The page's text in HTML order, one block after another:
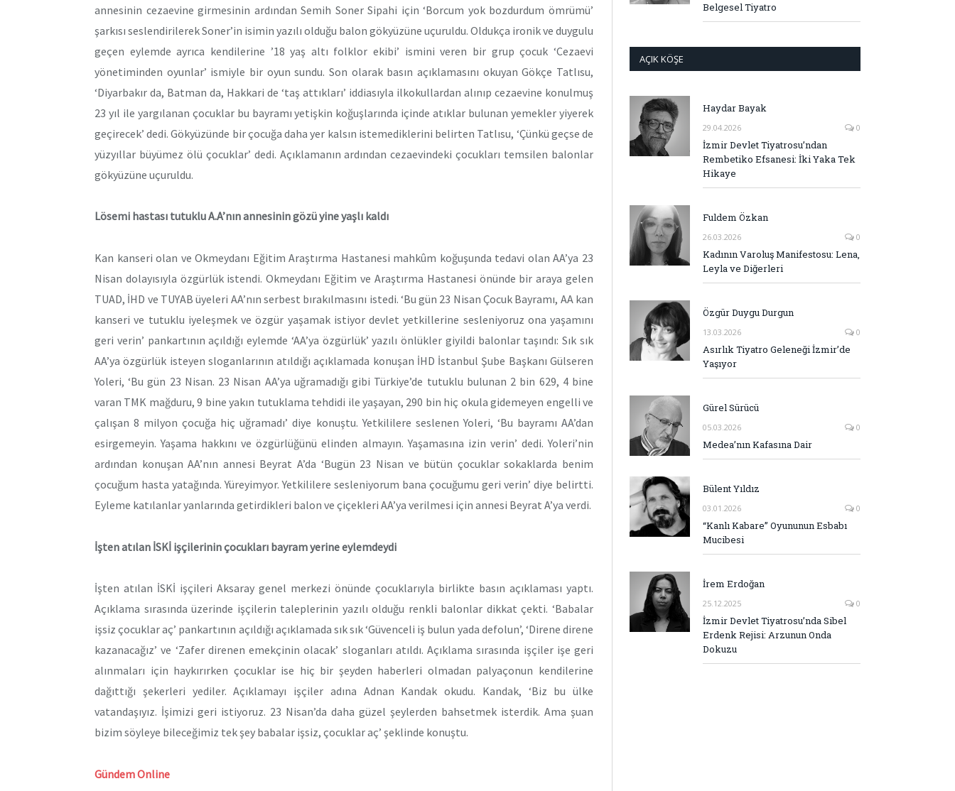
annesinin cezaevine girmesinin ardından Semih Soner Sipahi için ‘Borcum yok bozdurdum ömrümü’
şarkısı seslendirilerek Soner’in isimin yazılı olduğu balon gökyüzüne uçuruldu. Oldukça ironik ve duygulu
geçen eylemde ayrıca kendilerine ’18 yaş altı folklor ekibi’ ismini veren bir grup çocuk ‘Cezaevi
yönetiminden oyunlar’ ismiyle bir oyun sundu. Son olarak basın açıklamasını okuyan Gökçe Tatlısu,
‘Diyarbakır da, Batman da, Hakkari de ‘taş attıkları’ iddiasıyla ilkokullardan alınıp cezaevine konulmuş
23 yıl ile yargılanan çocuklar bu bayramı yetişkin koğuşlarında içinde atıklar bulunan yemekler yiyerek
geçirecek’ dedi. Gökyüzünde bir çocuğa daha yer kalsın istemediklerini belirten Tatlısu, ‘Çünkü geçse de
yüzyıllar büyümez ölü çocuklar’ dedi. Açıklamanın ardından cezaevindeki çocukları temsilen balonlar
gökyüzüne uçuruldu.
Lösemi hastası tutuklu A.A’nın annesinin gözü yine yaşlı kaldı
Kan kanseri olan ve Okmeydanı Eğitim Araştırma Hastanesi mahkûm koğuşunda tedavi olan AA’ya 23
Nisan dolayısıyla özgürlük istendi. Okmeydanı Eğitim ve Araştırma Hastanesi önünde bir araya gelen
TUAD, İHD ve TUYAB üyeleri AA’nın serbest bırakılmasını istedi. ‘Bu gün 23 Nisan Çocuk Bayramı, AA kan
kanseri ve tutuklu iyeleşmek ve özgür yaşamak istiyor devlet yetkillerine sesleniyoruz ona yaşamını
geri verin’ pankartının açıldığı eylemde ‘AA’ya özgürlük’ yazılı önlükler giyildi balonlar taşındı: Sık sık
AA’ya özgürlük isteyen sloganlarının atıldığı açıklamada konuşan İHD İstanbul Şube Başkanı Gülseren
Yoleri, ‘Bu gün 23 Nisan. 23 Nisan AA’ya uğramadığı gibi Türkiye’de tutuklu bulunan 2 bin 629, 4 bine
varan TMK mağduru, 9 bine yakın tutuklama tehdidi ile yaşayan, 290 bin hiç okula gidemeyen engelli ve
çalışan 8 milyon çocuğa hiç uğramadı’ diye konuştu. Yetkililere seslenen Yoleri, ‘Bu bayramı AA’dan
esirgemeyin. Yaşama hakkını ve özgürlüğünü elinden almayın. Yaşamasına izin verin’ dedi. Yoleri’nin
ardından konuşan AA’nın annesi Beyrat A’da ‘Bugün 23 Nisan ve bütün çocuklar sokaklarda benim
çocuğum hasta yatağında. Yüreyimyor. Yetkililere sesleniyorum bana çocuğumu geri verin’ diye belirtti.
Eyleme katılanlar yanlarında getirdikleri balon ve çiçekleri AA’ya verilmesi için annesi Beyrat A’ya verdi.
İşten atılan İSKİ işçilerinin çocukları bayram yerine eylemdeydi
İşten atılan İSKİ işçileri Aksaray genel merkezi önünde çocuklarıyla birlikte basın açıklaması yaptı.
Açıklama sırasında üzerinde işçilerin taleplerinin yazılı olduğu renkli balonlar dikkat çekti. ‘Babalar
işsiz çocuklar aç’ pankartının açıldığı açıklamada sık sık ‘Güvenceli iş bulun yada defolun’, ‘Direne direne
kazanacağız’ ve ‘Zafer direnen emekçinin olacak’ sloganları atıldı. Açıklama sırasında işçiler işe geri
alınmaları için haykırırken çocuklar ise hiç bir şeyden haberleri olmadan palyaçonun kendilerine
dağıttığı şekerleri yediler. Açıklamayı işçiler adına Adnan Kandak okudu. Kandak, ‘Biz bu ülke
vatandaşıyız. İşimizi geri istiyoruz. 23 Nisan’da daha güzel şeylerden bahsetmek isterdik. Ama şuan
bizim söyleye bileceğimiz tek şey babalar işsiz, çocuklar aç’ şeklinde konuştu.
Gündem Online
Belgesel Tiyatro
AÇIK KÖŞE
Haydar Bayak
29.04.2026 0
İzmir Devlet Tiyatrosu’ndan
Rembetiko Efsanesi: İki Yaka Tek
Hikaye
Fuldem Özkan
26.03.2026 0
Kadının Varoluş Manifestosu: Lena,
Leyla ve Diğerleri
Özgür Duygu Durgun
13.03.2026 0
Asırlık Tiyatro Geleneği İzmir’de
Yaşıyor
Gürel Sürücü
05.03.2026 0
Medea’nın Kafasına Dair
Bülent Yıldız
03.01.2026 0
“Kanlı Kabare” Oyununun Esbabı
Mucibesi
İrem Erdoğan
25.12.2025 0
İzmir Devlet Tiyatrosu’nda Sibel
Erdenk Rejisi: Arzunun Onda
Dokuzu